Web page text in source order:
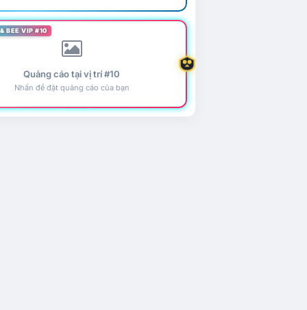
BEE VIP #10
Quảng cáo tại vị trí #10
Nhấn để đặt quảng cáo của bạn